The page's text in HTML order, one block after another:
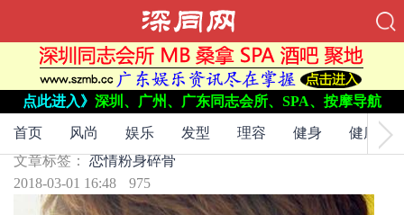
点此进入》 深圳、广州、广东同志会所、SPA、按摩导航
首页 风尚 娱乐 发型 理容 健身 健康
文章标签： 恋情粉身碎骨
那段粉身碎骨的恋情
文章标签： 恋情粉身碎骨
2018-03-01 16:48
975